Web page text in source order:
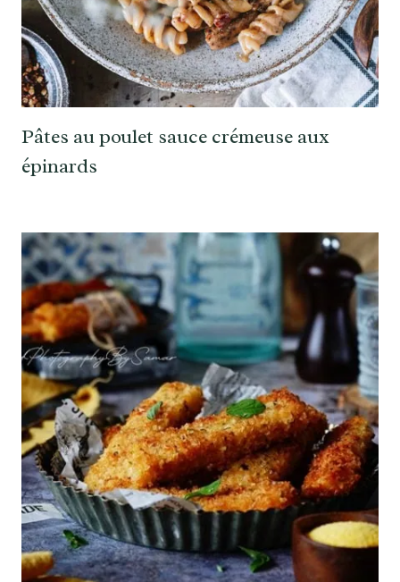
Pâtes au poulet sauce crémeuse aux
épinards